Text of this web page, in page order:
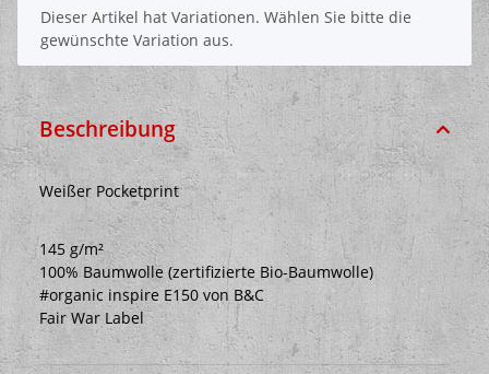
x
Dieser Artikel hat Variationen. Wählen Sie bitte die
gewünschte Variation aus.
Beschreibung
Weißer Pocketprint
145 g/m²
100% Baumwolle (zertifizierte Bio-Baumwolle)
#organic inspire E150 von B&C
Fair War Label